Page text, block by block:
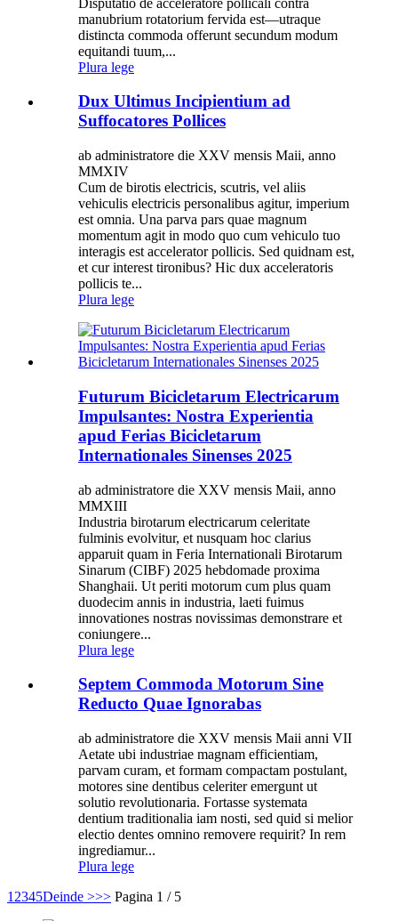
manubrium rotatorium fervida est—utraque
distincta commoda offerunt secundum modum
equitandi tuum,...
Plura lege
Dux Ultimus Incipientium ad
Suffocatores Pollices
ab administratore die XXV mensis Maii, anno
MMXIV
Cum de birotis electricis, scutris, vel aliis
vehiculis electricis personalibus agitur, imperium
est omnia. Una parva pars quae magnum
momentum agit in modo quo cum vehiculo tuo
interagis est accelerator pollicis. Sed quidnam est,
et cur interest tironibus? Hic dux acceleratoris
pollicis te...
Plura lege
Futurum Bicicletarum Electricarum
Impulsantes: Nostra Experientia
apud Ferias Bicicletarum
Internationales Sinenses 2025
ab administratore die XXV mensis Maii, anno
MMXIII
Industria birotarum electricarum celeritate
fulminis evolvitur, et nusquam hoc clarius
apparuit quam in Feria Internationali Birotarum
Sinarum (CIBF) 2025 hebdomade proxima
Shanghaii. Ut periti motorum cum plus quam
duodecim annis in industria, laeti fuimus
innovationes nostras novissimas demonstrare et
coniungere...
Plura lege
Septem Commoda Motorum Sine
Reducto Quae Ignorabas
ab administratore die XXV mensis Maii anni VII
Aetate ubi industriae magnam efficientiam,
parvam curam, et formam compactam postulant,
motores sine dentibus celeriter emergunt ut
solutio revolutionaria. Fortasse systemata
dentium traditionalia iam nosti, sed quid si melior
electio dentes omnino removere requirit? In rem
ingrediamur...
Plura lege
1 2345Deinde >>> Pagina 1 / 5